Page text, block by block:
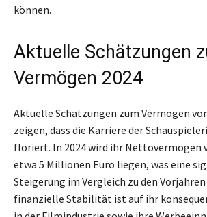
können.
Aktuelle Schätzungen
Vermögen 2024
Aktuelle Schätzungen zum Vermögen
zeigen, dass die Karriere der
floriert. In 2024 wird ihr Nettovermögen
etwa 5 Millionen Euro liegen, was eine
Steigerung im Vergleich zu den
finanzielle Stabilität ist auf ihr